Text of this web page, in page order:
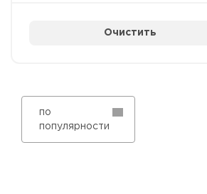
Очистить
по
популярности